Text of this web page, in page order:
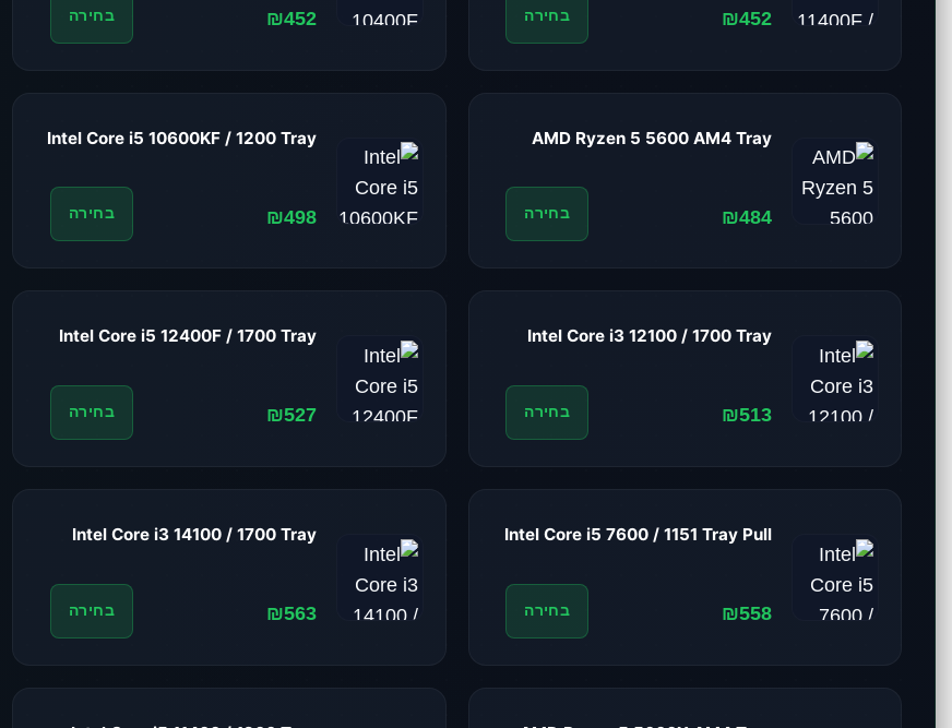
₪452 בחירה ₪452 בחירה
AMD Ryzen 5 5600 AM4 Tray
₪484 בחירה
Intel Core i5 10600KF / 1200 Tray
₪498 בחירה
Intel Core i3 12100 / 1700 Tray
₪513 בחירה
Intel Core i5 12400F / 1700 Tray
₪527 בחירה
Intel Core i5 7600 / 1151 Tray Pull
₪558 בחירה
Intel Core i3 14100 / 1700 Tray
₪563 בחירה